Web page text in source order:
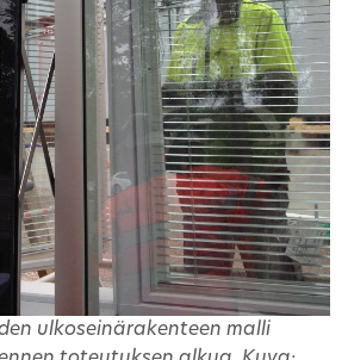
ulkoseinärakenteen malli